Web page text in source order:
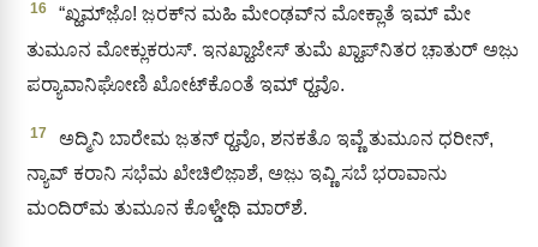
16
“ಖ್ಹಮ್‌ಜೊ಼! ಜ಼ರಕ್‌ನ ಮಹಿ ಮೇಂಢವ್‌ನ ಮೋಕ್ಲಾತೆ ಇಮ್‌ ಮೇ
ತುಮೂನ ಮೋಕ್ಲುಕರುಸ್. ಇನಖ್ಹಾಜೇಸ್ ತುಮೆ ಖ್ಹಾಪ್‌ನಿತರ ಚಾ಼ತುರ್ ಅಜು಼
ಪರ‍್ಯಾವಾನಿಘೋಣಿ ಖೋಟ್‌ಕೊಂತೆ ಇಮ್‌ ರ‍್ಹವೊ.
17
ಅದ್ಮಿನಿ ಬಾರೇಮ ಜ಼ತನ್ ರ‍್ಹವೊ, ಶನಕತೊ ಇವ್ಣೆ ತುಮೂನ ಧರೀನ್,
ನ್ಯಾವ್ ಕರಾನಿ ಸಭೆಮ ಖೇಚಿಲಿಜಾ಼ಶೆ, ಅಜು಼ ಇವ್ಣಿ ಸಬೆ ಭರಾವಾನು
ಮಂದಿರ್‌ಮ ತುಮೂನ ಕೊಳ್ಡೇಥಿ ಮಾರ್‌ಶೆ.